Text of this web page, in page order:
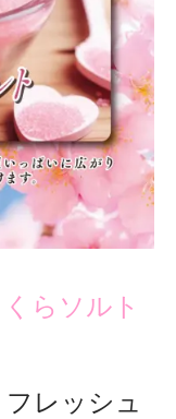
くらソルト
レッシュ